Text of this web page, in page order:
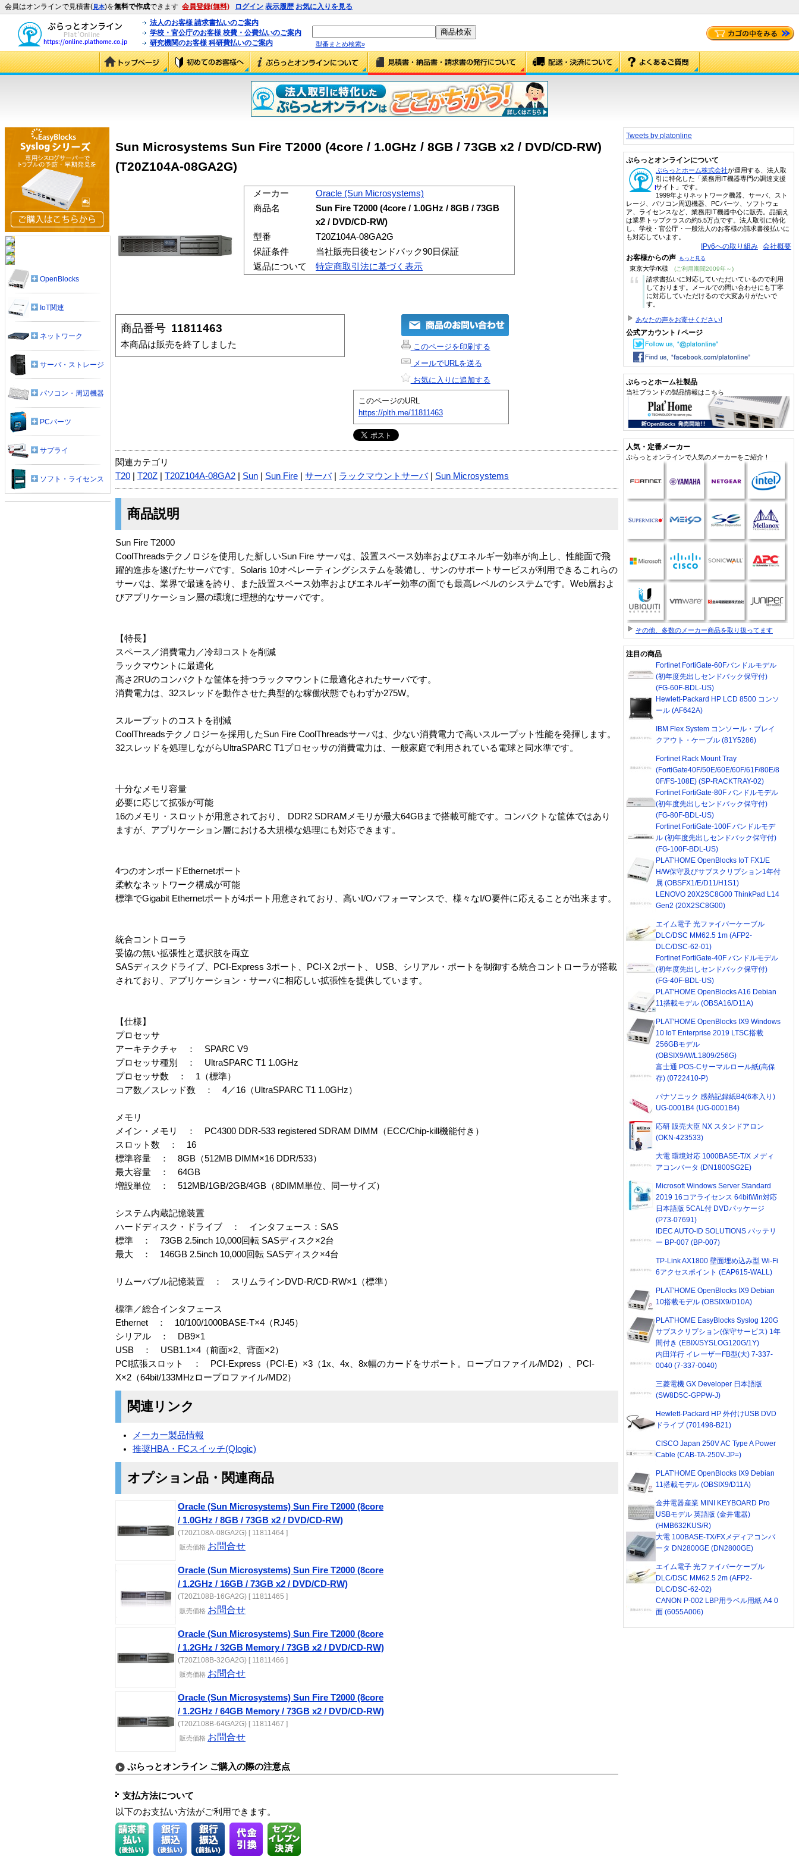
会員はオンラインで見積書(見本)を無料で作成できます 会員登録(無料) ログイン 表示履歴 お気に入りを見る
法人のお客様 請求書払いのご案内
学校・官公庁のお客様 校費・公費払いのご案内
研究機関のお客様 科研費払いのご案内
型番まとめ検索»
Sun Microsystems Sun Fire T2000 (4core / 1.0GHz / 8GB / 73GB x2 / DVD/CD-RW)
(T20Z104A-08GA2G)
メーカー
Oracle (Sun Microsystems)
商品名
Sun Fire T2000 (4core / 1.0GHz / 8GB / 73GB
x2 / DVD/CD-RW)
型番
T20Z104A-08GA2G
保証条件
当社販売日後センドバック90日保証
返品について
特定商取引法に基づく表示
商品番号 11811463
本商品は販売を終了しました
このページを印刷する
メールでURLを送る
お気に入りに追加する
このページのURL
https://plth.me/11811463
関連カテゴリ
T20
T20Z T20Z104A-08GA2 Sun Sun Fire サーバ| ラックマウントサーバ| Sun Microsystems
商品説明
Sun Fire T2000
CoolThreadsテクノロジを使用した新しいSun Fire サーバは、設置スペース効率およびエネルギー効率が向上し、性能面で飛
躍的進歩を遂げたサーバです。Solaris 10オペレーティングシステムを装備し、サンのサポートサービスが利用できるこれらの
サーバは、業界で最速を誇り、また設置スペース効率およびエネルギー効率の面でも最高レベルのシステムです。Web層およ
びアプリケーション層の環境に理想的なサーバです。
【特長】
スペース／消費電力／冷却コストを削減
ラックマウントに最適化
高さ2RUのコンパクトな筐体を持つラックマウントに最適化されたサーバです。
消費電力は、32スレッドを動作させた典型的な稼働状態でもわずか275W。
スループットのコストを削減
CoolThreadsテクノロジーを採用したSun Fire CoolThreadsサーバは、少ない消費電力で高いスループット性能を発揮します。
32スレッドを処理しながらUltraSPARC T1プロセッサの消費電力は、一般家庭で利用されている電球と同水準です。
十分なメモリ容量
必要に応じて拡張が可能
16のメモリ・スロットが用意されており、 DDR2 SDRAMメモリが最大64GBまで搭載可能です。コンパクトな筐体ではあり
ますが、アプリケーション層における大規模な処理にも対応できます。
4つのオンボードEthernetポート
柔軟なネットワーク構成が可能
標準でGigabit Ethernetポートが4ポート用意されており、高いI/Oパフォーマンスで、様々なI/O要件に応えることが出来ます。
統合コントローラ
妥協の無い拡張性と選択肢を両立
SASディスクドライブ、PCI-Express 3ポート、PCI-X 2ポート、 USB、シリアル・ポートを制御する統合コントローラが搭載
されており、アプリケーション・サーバに相応しい拡張性を提供しています。
【仕様】
プロセッサ
アーキテクチャ ： SPARC V9
プロセッサ種別 ： UltraSPARC T1 1.0GHz
プロセッサ数 ： 1（標準）
コア数／スレッド数 ： 4／16（UltraSPARC T1 1.0GHz）
メモリ
メイン・メモリ ： PC4300 DDR-533 registered SDRAM DIMM（ECC/Chip-kill機能付き）
スロット数 ： 16
標準容量 ： 8GB（512MB DIMM×16 DDR/533）
最大容量 ： 64GB
増設単位 ： 512MB/1GB/2GB/4GB（8DIMM単位、同一サイズ）
システム内蔵記憶装置
ハードディスク・ドライブ ： インタフェース：SAS
標準 ： 73GB 2.5inch 10,000回転 SASディスク×2台
最大 ： 146GB 2.5inch 10,000回転 SASディスク×4台
リムーバブル記憶装置 ： スリムラインDVD-R/CD-RW×1（標準）
標準／総合インタフェース
Ethernet ： 10/100/1000BASE-T×4（RJ45）
シリアル ： DB9×1
USB ： USB1.1×4（前面×2、背面×2）
PCI拡張スロット ： PCI-Express（PCI-E）×3（1x、4x、8x幅のカードをサポート。ロープロファイル/MD2）、PCI-
X×2（64bit/133MHzロープロファイル/MD2）
関連リンク
メーカー製品情報
推奨HBA・FCスイッチ(Qlogic)
オプション品・関連商品
Oracle (Sun Microsystems) Sun Fire T2000 (8core
/ 1.0GHz / 8GB / 73GB x2 / DVD/CD-RW)
(T20Z108A-08GA2G) [ 11811464 ]
販売価格 お問合せ
Oracle (Sun Microsystems) Sun Fire T2000 (8core
/ 1.2GHz / 16GB / 73GB x2 / DVD/CD-RW)
(T20Z108B-16GA2G) [ 11811465 ]
販売価格 お問合せ
Oracle (Sun Microsystems) Sun Fire T2000 (8core
/ 1.2GHz / 32GB Memory / 73GB x2 / DVD/CD-RW)
(T20Z108B-32GA2G) [ 11811466 ]
販売価格 お問合せ
Oracle (Sun Microsystems) Sun Fire T2000 (8core
/ 1.2GHz / 64GB Memory / 73GB x2 / DVD/CD-RW)
(T20Z108B-64GA2G) [ 11811467 ]
販売価格 お問合せ
ぷらっとオンライン ご購入の際の注意点
支払方法について
以下のお支払い方法がご利用できます。
OpenBlocks
IoT関連
ネットワーク
サーバ・ストレージ
パソコン・周辺機器
PCパーツ
サプライ
ソフト・ライセンス
Tweets by platonline
ぷらっとオンラインについて
ぷらっとホーム株式会社が運用する、法人取
引に特化した「業務用IT機器専門の調達支援
サイト」です。
1999年よりネットワーク機器、サーバ、スト
レージ、パソコン周辺機器、PCパーツ、ソフトウェ
ア、ライセンスなど、業務用IT機器中心に販売。品揃え
は業界トップクラスの約5.5万点です。法人取引に特化
し、学校・官公庁・一般法人のお客様の請求書後払いに
も対応しています。
IPv6への取り組み 会社概要
お客様からの声 もっと見る
東京大学/K様 (ご利用期間2009年～)
“
請求書払いに対応していただいているので利用
しております。メールでの問い合わせにも丁寧
に対応していただけるので大変ありがたいで
す。
あなたの声をお寄せください!
公式アカウント / ページ
ぷらっとホーム社製品
当社ブランドの製品情報はこちら
人気・定番メーカー
ぷらっとオンラインで人気のメーカーをご紹介！
その他、多数のメーカー商品を取り扱ってます
注目の商品
Fortinet FortiGate-60Fバンドルモデル
(初年度先出しセンドバック保守付)
(FG-60F-BDL-US)
Hewlett-Packard HP LCD 8500 コンソ
ール (AF642A)
IBM Flex System コンソール・ブレイ
クアウト・ケーブル (81Y5286)
Fortinet Rack Mount Tray
(FortiGate40F/50E/60E/60F/61F/80E/8
0F/FS-108E) (SP-RACKTRAY-02)
Fortinet FortiGate-80F バンドルモデル
(初年度先出しセンドバック保守付)
(FG-80F-BDL-US)
Fortinet FortiGate-100F バンドルモデ
ル (初年度先出しセンドバック保守付)
(FG-100F-BDL-US)
PLAT'HOME OpenBlocks IoT FX1/E
H/W保守及びサブスクリプション1年付
属 (OBSFX1/E/D11/H1S1)
LENOVO 20X2SC8G00 ThinkPad L14
Gen2 (20X2SC8G00)
エイム電子 光ファイバーケーブル
DLC/DSC MM62.5 1m (AFP2-
DLC/DSC-62-01)
Fortinet FortiGate-40F バンドルモデル
(初年度先出しセンドバック保守付)
(FG-40F-BDL-US)
PLAT'HOME OpenBlocks A16 Debian
11搭載モデル (OBSA16/D11A)
PLAT'HOME OpenBlocks IX9 Windows
10 IoT Enterprise 2019 LTSC搭載
256GBモデル
(OBSIX9/W/L1809/256G)
富士通 POS-Cサーマルロール紙(高保
存) (0722410-P)
パナソニック 感熱記録紙B4(6本入り)
UG-0001B4 (UG-0001B4)
応研 販売大臣 NX スタンドアロン
(OKN-423533)
大電 環境対応 1000BASE-T/X メディ
アコンバータ (DN1800SG2E)
Microsoft Windows Server Standard
2019 16コアライセンス 64bitWin対応
日本語版 5CAL付 DVDパッケージ
(P73-07691)
IDEC AUTO-ID SOLUTIONS バッテリ
ー BP-007 (BP-007)
TP-Link AX1800 壁面埋め込み型 Wi-Fi
6アクセスポイント (EAP615-WALL)
PLAT'HOME OpenBlocks IX9 Debian
10搭載モデル (OBSIX9/D10A)
PLAT'HOME EasyBlocks Syslog 120G
サブスクリプション(保守サービス) 1年
間付き (EBIX/SYSLOG120G/1Y)
内田洋行 イレーザーFB型(大) 7-337-
0040 (7-337-0040)
三菱電機 GX Developer 日本語版
(SW8D5C-GPPW-J)
Hewlett-Packard HP 外付けUSB DVD
ドライブ (701498-B21)
CISCO Japan 250V AC Type A Power
Cable (CAB-TA-250V-JP=)
PLAT'HOME OpenBlocks IX9 Debian
11搭載モデル (OBSIX9/D11A)
金井電器産業 MINI KEYBOARD Pro
USBモデル 英語版 (金井電器)
(HMB632KUS/R)
大電 100BASE-TX/FXメディアコンバ
ータ DN2800GE (DN2800GE)
エイム電子 光ファイバーケーブル
DLC/DSC MM62.5 2m (AFP2-
DLC/DSC-62-02)
CANON P-002 LBP用ラベル用紙 A4 0
面 (6055A006)